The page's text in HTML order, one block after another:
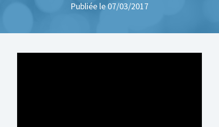
Publiée le 07/03/2017